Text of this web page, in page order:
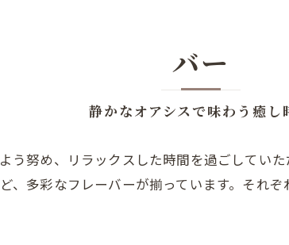
バー
静かなオアシスで味わう癒し
う努め、リラックスした時間を過ごしてい
、多彩なフレーバーが揃っています。それ